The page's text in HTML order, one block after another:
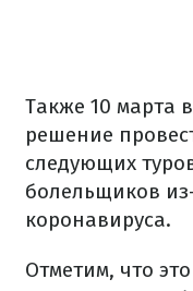
Также 10 марта
решение
следующих
болельщиков
коронавируса.
Отметим, что